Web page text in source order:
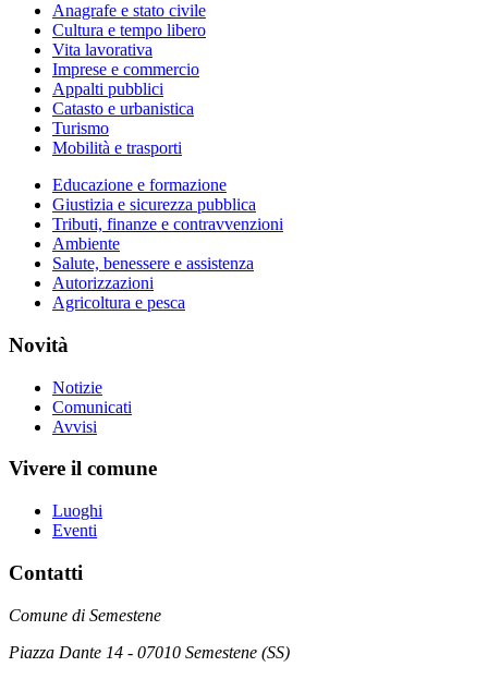
Anagrafe e stato civile
Cultura e tempo libero
Vita lavorativa
Imprese e commercio
Appalti pubblici
Catasto e urbanistica
Turismo
Mobilità e trasporti
Educazione e formazione
Giustizia e sicurezza pubblica
Tributi, finanze e contravvenzioni
Ambiente
Salute, benessere e assistenza
Autorizzazioni
Agricoltura e pesca
Novità
Notizie
Comunicati
Avvisi
Vivere il comune
Luoghi
Eventi
Contatti
Comune di Semestene
Piazza Dante 14 - 07010 Semestene (SS)